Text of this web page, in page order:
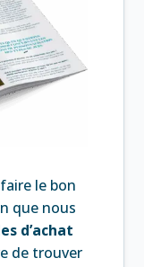
le bon
que nous
d’achat
de trouver